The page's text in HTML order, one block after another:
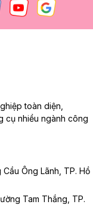
toàn diện,
cụ nhiều ngành công
Ông Lãnh, TP. Hồ
Tam Thắng, TP.